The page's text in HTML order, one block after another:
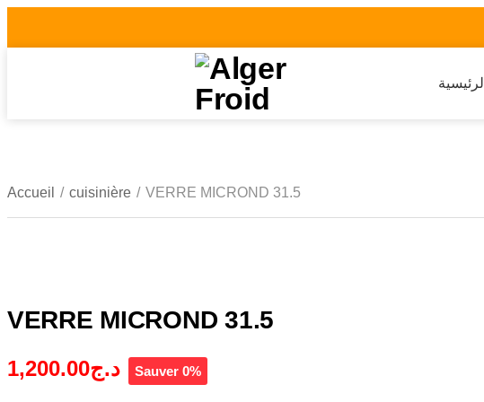
الرئيسية
Accueil / cuisinière / VERRE MICROND 31.5
VERRE MICROND 31.5
د.ج1,200.00 Sauver 0%